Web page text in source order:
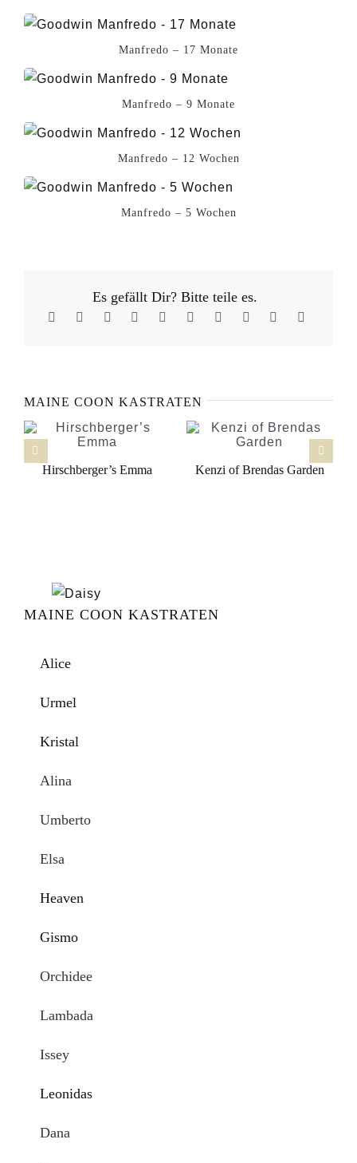
Manfredo – 17 Monate
Manfredo – 9 Monate
Manfredo – 12 Wochen
Manfredo – 5 Wochen
Es gefällt Dir? Bitte teile es.
MAINE COON KASTRATEN
Hirschberger’s Emma Kenzi of Brendas Garden
MAINE COON KASTRATEN
Alice
Urmel
Kristal
Alina
Umberto
Elsa
Heaven
Gismo
Orchidee
Lambada
Issey
Leonidas
Dana